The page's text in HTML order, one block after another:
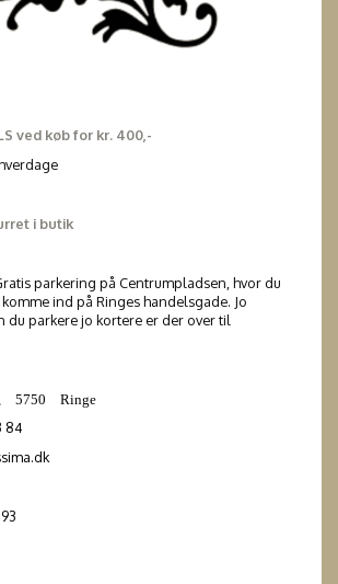
ved køb for kr. 400,-
i butik
parkering på Centrumpladsen, hvor du
ind på Ringes handelsgade. Jo
du parkere jo kortere er der over til
5750 Ringe
84